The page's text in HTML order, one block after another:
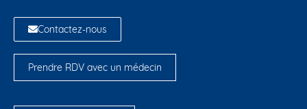
Contactez-nous
Prendre RDV avec un médecin